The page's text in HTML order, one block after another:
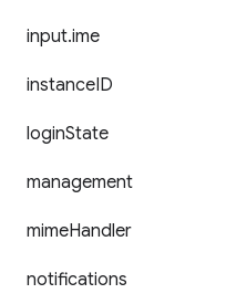
input.ime
instanceID
loginState
management
mimeHandler
notifications